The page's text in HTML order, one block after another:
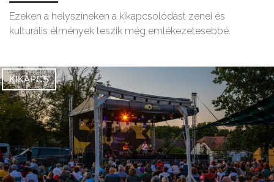
Ezeken a helyszíneken a kikapcsolódást zenei és
kulturális élmények teszik még emlékezetesebbé.
KIKAPCS